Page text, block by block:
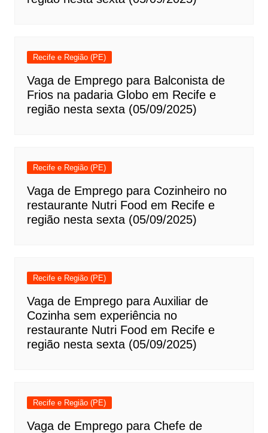
Recife e Região (PE)
Vaga de Emprego para Balconista de
Frios na padaria Globo em Recife e
região nesta sexta (05/09/2025)
Recife e Região (PE)
Vaga de Emprego para Cozinheiro no
restaurante Nutri Food em Recife e
região nesta sexta (05/09/2025)
Recife e Região (PE)
Vaga de Emprego para Auxiliar de
Cozinha sem experiência no
restaurante Nutri Food em Recife e
região nesta sexta (05/09/2025)
Recife e Região (PE)
Vaga de Emprego para Chefe de